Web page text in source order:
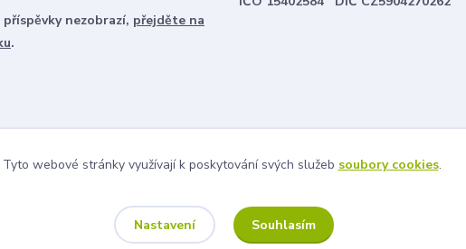
příspěvky nezobrazí, přejděte na
.
Tyto webové stránky využívají k poskytování svých služeb soubory cookies.
Nastavení Souhlasím